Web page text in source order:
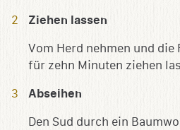
Ziehen lassen
Vom Herd nehmen und
für zehn Minuten ziehen
Abseihen
Den Sud durch ein